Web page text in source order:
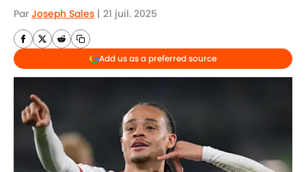
Par Joseph Sales | 21 juil. 2025
Add us as a preferred source